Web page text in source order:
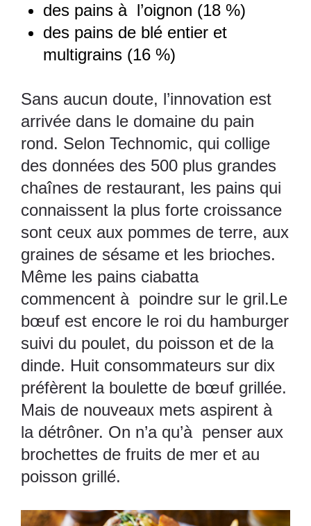
des pains à l’oignon (18 %)
des pains de blé entier et
multigrains (16 %)
Sans aucun doute, l’innovation est
arrivée dans le domaine du pain
rond. Selon Technomic, qui collige
des données des 500 plus grandes
chaînes de restaurant, les pains qui
connaissent la plus forte croissance
sont ceux aux pommes de terre, aux
graines de sésame et les brioches.
Même les pains ciabatta
commencent à poindre sur le gril.Le
bœuf est encore le roi du hamburger
suivi du poulet, du poisson et de la
dinde. Huit consommateurs sur dix
préfèrent la boulette de bœuf grillée.
Mais de nouveaux mets aspirent à
la détrôner. On n’a qu’à penser aux
brochettes de fruits de mer et au
poisson grillé.